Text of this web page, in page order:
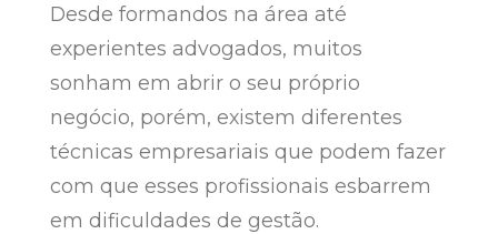
Desde formandos na área até
experientes advogados, muitos
sonham em abrir o seu próprio
negócio, porém, existem diferentes
técnicas empresariais que podem fazer
com que esses profissionais esbarrem
em dificuldades de gestão.